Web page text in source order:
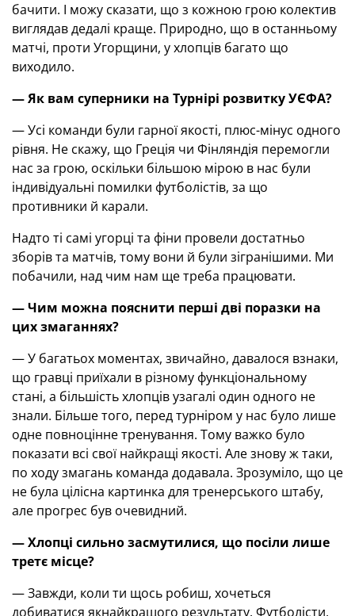
бачити. І можу сказати, що з кожною грою колектив
виглядав дедалі краще. Природно, що в останньому
матчі, проти Угорщини, у хлопців багато що
виходило.
— Як вам суперники на Турнірі розвитку УЄФА?
— Усі команди були гарної якості, плюс-мінус одного
рівня. Не скажу, що Греція чи Фінляндія перемогли
нас за грою, оскільки більшою мірою в нас були
індивідуальні помилки футболістів, за що
противники й карали.
Надто ті самі угорці та фіни провели достатньо
зборів та матчів, тому вони й були зігранішими. Ми
побачили, над чим нам ще треба працювати.
— Чим можна пояснити перші дві поразки на
цих змаганнях?
— У багатьох моментах, звичайно, давалося взнаки,
що гравці приїхали в різному функціональному
стані, а більшість хлопців узагалі один одного не
знали. Більше того, перед турніром у нас було лише
одне повноцінне тренування. Тому важко було
показати всі свої найкращі якості. Але знову ж таки,
по ходу змагань команда додавала. Зрозуміло, що це
не була цілісна картинка для тренерського штабу,
але прогрес був очевидний.
— Хлопці сильно засмутилися, що посіли лише
третє місце?
— Завжди, коли ти щось робиш, хочеться
добиватися якнайкращого результату. Футболісти,